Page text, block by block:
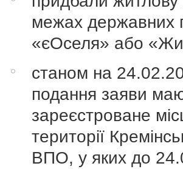
межах державних
«єОселя» або
станом на
подання заяви
зареєстроване
території
ВПО, у яких до